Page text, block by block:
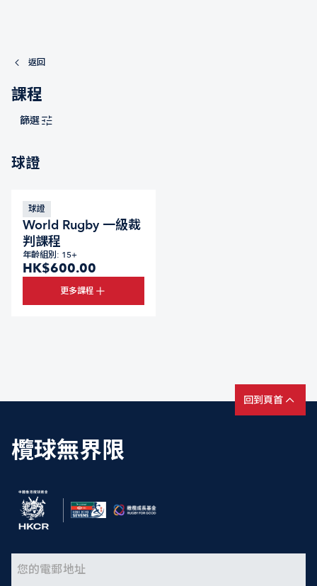
返回
課程
篩選
球證
球證
World Rugby 一級裁
判課程
年齡組別: 15+
HK$600.00
更多課程
回到頁首
欖球無界限